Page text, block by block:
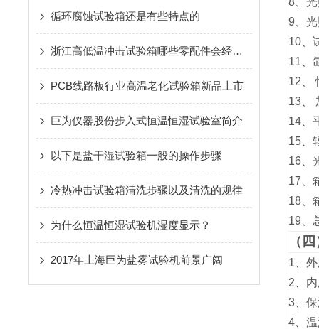
循环腐蚀试验箱还是有些特点的
浙江高低温冲击试验箱哪些零配件会经常损坏
PCB线路板行业高温老化试验箱新品上市
巨为仪器股份步入式恒温恒湿试验室简介
以下是盐干湿试验箱一般的操作步骤
冷热冲击试验箱清洗步骤以及清洗的规律
为什么恒温恒湿试验机湿度显示？
2017年上海巨为盐雾试验机前景广阔
9、
10、
11、
12、
13、
14、
15、
16、
17、
18、
19、
（
1、
2、
3、
4、